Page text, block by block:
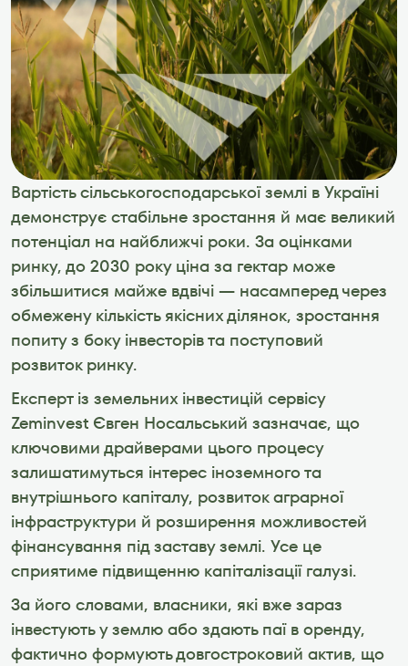
Вартість сільськогосподарської землі в Україні
демонструє стабільне зростання й має великий
потенціал на найближчі роки. За оцінками
ринку, до 2030 року ціна за гектар може
збільшитися майже вдвічі — насамперед через
обмежену кількість якісних ділянок, зростання
попиту з боку інвесторів та поступовий
розвиток ринку.
Експерт із земельних інвестицій сервісу
Zeminvest Євген Носальський зазначає, що
ключовими драйверами цього процесу
залишатимуться інтерес іноземного та
внутрішнього капіталу, розвиток аграрної
інфраструктури й розширення можливостей
фінансування під заставу землі. Усе це
сприятиме підвищенню капіталізації галузі.
За його словами, власники, які вже зараз
інвестують у землю або здають паї в оренду,
фактично формують довгостроковий актив, що